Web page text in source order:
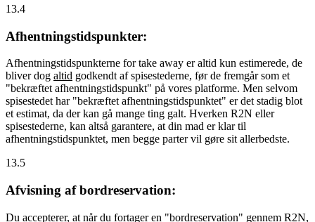
13.4
Afhentningstidspunkter:
Afhentningstidspunkterne for take away er altid kun estimerede, de
bliver dog altid godkendt af spisestederne, før de fremgår som et
"bekræftet afhentningstidspunkt" på vores platforme. Men selvom
spisestedet har "bekræftet afhentningstidspunktet" er det stadig blot
et estimat, da der kan gå mange ting galt. Hverken R2N eller
spisestederne, kan altså garantere, at din mad er klar til
afhentningstidspunktet, men begge parter vil gøre sit allerbedste.
13.5
Afvisning af bordreservation:
Du accepterer, at når du fortager en "bordreservation" gennem R2N,